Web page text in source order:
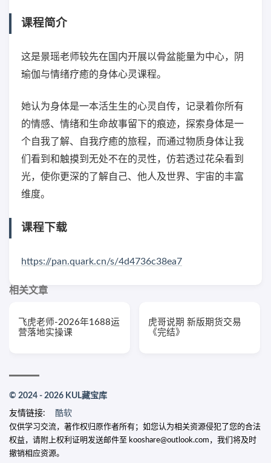
课程简介
这是景瑶老师较先在国内开展以骨盆能量为中心，阴
瑜伽与情绪疗癒的身体心灵课程。
她认为身体是一本活生生的心灵自传，记录着你所有
的情感、情绪和生命故事留下的痕迹，探索身体是一
个自我了解、自我疗癒的旅程，而通过物质身体让我
们看到和触摸到无处不在的灵性，仿若透过花朵看到
光，使你更深的了解自己、他人及世界、宇宙的丰富
维度。
课程下载
https://pan.quark.cn/s/4d4736c38ea7
相关文章
飞虎老师-2026年1688运
营落地实操课
虎哥说期 新版期货交易
《完结》
© 2024 - 2026 KUL藏宝库
友情链接: 酷软
仅供学习交流，著作权归原作者所有；如您认为相关资源侵犯了您的合法
权益，请附上权利证明发送邮件至 kooshare@outlook.com，我们将及时
撤销相应资源。